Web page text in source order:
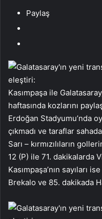
Paylaş
Kasımpaşa ile
haftasında kozlarını
Erdoğan Stadyumu’nda
çıkmadı ve taraflar
Sarı – kırmızılıların
12 (P) ile 71. dakikalarda
Kasımpaşa’nın sayıları
Brekalo ve 85. dakikada